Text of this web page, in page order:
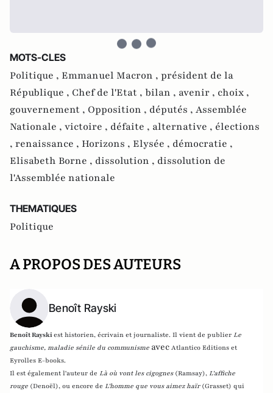
MOTS-CLES
Politique , Emmanuel Macron , président de la
République , Chef de l'Etat , bilan , avenir , choix ,
gouvernement , Opposition , députés , Assemblée
Nationale , victoire , défaite , alternative , élections
, renaissance , Horizons , Elysée , démocratie ,
Elisabeth Borne , dissolution , dissolution de
l'Assemblée nationale
THEMATIQUES
Politique
A PROPOS DES AUTEURS
Benoît Rayski
Benoît Rayskiest historien, écrivain et journaliste. Il vient de publier Le
gauchisme, maladie sénile du communisme avec Atlantico Editions et
Eyrolles E-books.
Il est également l'auteur de Là où vont les cigognes (Ramsay), L'affiche
rouge (Denoël), ou encore de L'homme que vous aimez haïr (Grasset) qui